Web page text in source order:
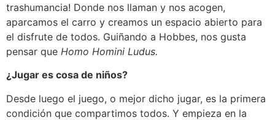
trashumancia! Donde nos llaman y nos acogen,
aparcamos el carro y creamos un espacio abierto para
el disfrute de todos. Guiñando a Hobbes, nos gusta
pensar que Homo Homini Ludus.
¿Jugar es cosa de niños?
Desde luego el juego, o mejor dicho jugar, es la primera
condición que compartimos todos. Y empieza en la